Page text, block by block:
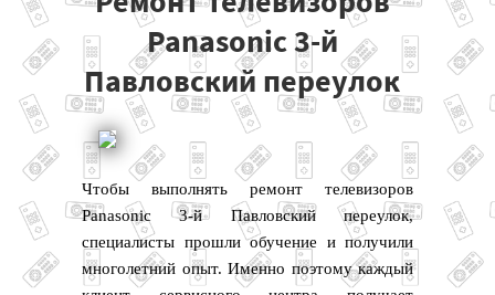
НАШИ КОНТАКТЫ
Panasonic 3-й
Павловский переулок
Чтобы выполнять ремонт телевизоров
Panasonic 3-й Павловский переулок,
специалисты прошли обучение и получили
многолетний опыт. Именно поэтому каждый